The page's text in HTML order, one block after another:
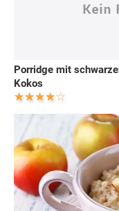
Porridge mit
Kokos